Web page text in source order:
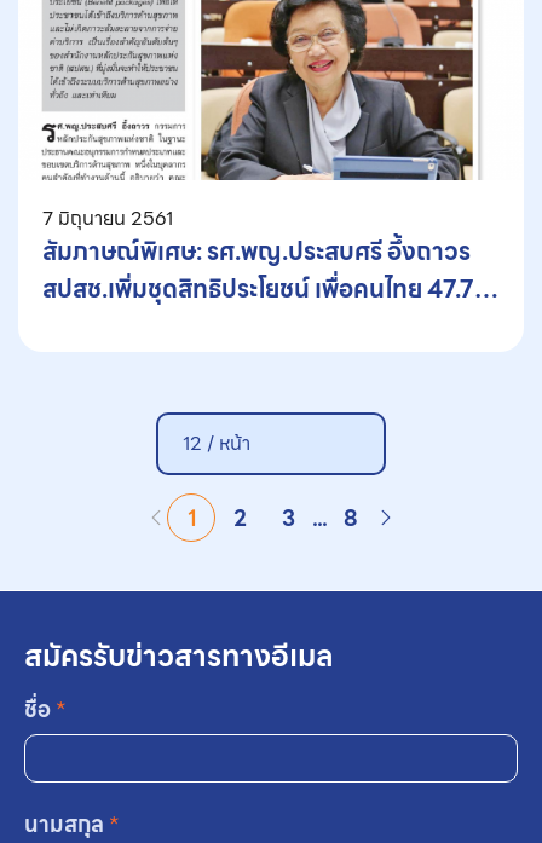
7 มิถุนายน 2561
สัมภาษณ์พิเศษ: รศ.พญ.ประสบศรี อึ้งถาวร
สปสช.เพิ่มชุดสิทธิประโยชน์ เพื่อคนไทย 47.7
12 / หน้า
1 2 3 ... 8
สมัครรับข่าวสารทางอีเมล
ชื่อ*
นามสกุล *